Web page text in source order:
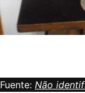
Fuente: Não